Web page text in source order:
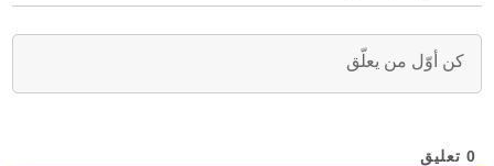
0 تعليق